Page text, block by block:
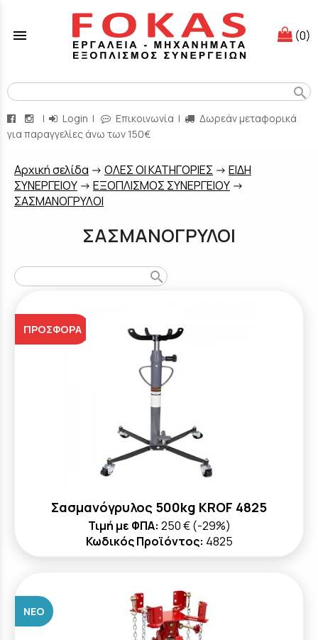
menu (0)
search
| Login | Επικοινωνία |
Δωρεάν μεταφορικά
για παραγγελίες άνω των 150€
Aρχική σελίδα -> ΟΛΕΣ ΟΙ ΚΑΤΗΓΟΡΙΕΣ -> ΕΙΔΗ
ΣΥΝΕΡΓΕΙΟΥ -> ΕΞΟΠΛΙΣΜΟΣ ΣΥΝΕΡΓΕΙΟΥ ->
ΣΑΣΜΑΝΟΓΡΥΛΟΙ
ΣΑΣΜΑΝΟΓΡΥΛΟΙ
search
ΠΡΟΣΦΟΡΆ
Σασμανόγρυλος 500kg KROF 4825
Τιμή με ΦΠΑ: 250 € (-29%)
Κωδικός Προϊόντος: 4825
ΝΈΟ